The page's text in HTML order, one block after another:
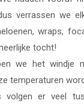
verrassen we
wraps,
tocht!
we het windje
temperaturen
volgen er veel